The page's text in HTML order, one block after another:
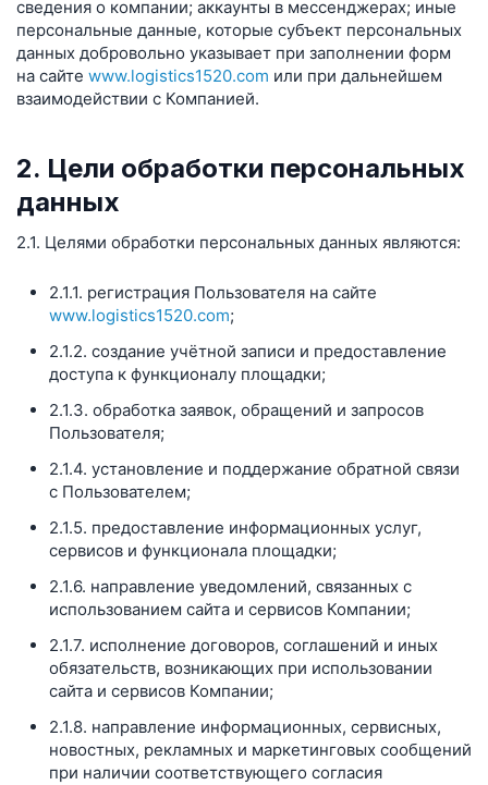
сведения о компании; аккаунты в мессенджерах; иные
персональные данные, которые субъект персональных
данных добровольно указывает при заполнении форм
на сайте www.logistics1520.com или при дальнейшем
взаимодействии с Компанией.
2. Цели обработки персональных
данных
2.1. Целями обработки персональных данных являются:
2.1.1. регистрация Пользователя на сайте
www.logistics1520.com;
2.1.2. создание учётной записи и предоставление
доступа к функционалу площадки;
2.1.3. обработка заявок, обращений и запросов
Пользователя;
2.1.4. установление и поддержание обратной связи
с Пользователем;
2.1.5. предоставление информационных услуг,
сервисов и функционала площадки;
2.1.6. направление уведомлений, связанных с
использованием сайта и сервисов Компании;
2.1.7. исполнение договоров, соглашений и иных
обязательств, возникающих при использовании
сайта и сервисов Компании;
2.1.8. направление информационных, сервисных,
новостных, рекламных и маркетинговых сообщений
при наличии соответствующего согласия